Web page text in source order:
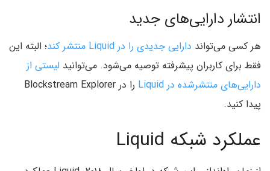
انتشار دارایی‌های جدید
هر کسی می‌تواند دارایی جدیدی را در Liquid منتشر کند
؛ البته این
فقط برای کاربران پیشرفته توصیه می‌شود. می‌توانید لیستی از
دارایی‌های منتشرشده در Liquid
را در Blockstream Explorer
پیدا کنید.
عملکرد شبکه Liquid